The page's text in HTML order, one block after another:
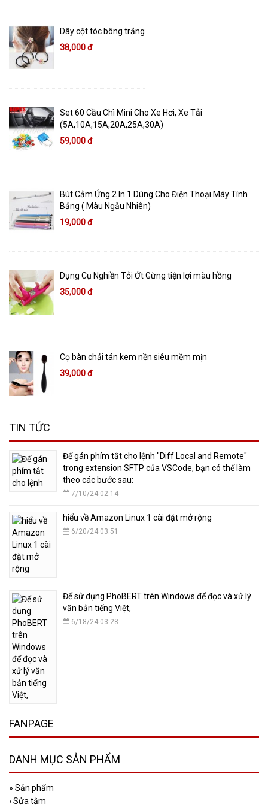
Dây cột tóc bông trắng
38,000 đ
Set 60 Cầu Chì Mini Cho Xe Hơi, Xe Tải
(5A,10A,15A,20A,25A,30A)
59,000 đ
Bút Cảm Ứng 2 In 1 Dùng Cho Điện Thoại Máy Tính
Bảng ( Màu Ngẫu Nhiên)
19,000 đ
Dụng Cụ Nghiền Tỏi Ớt Gừng tiện lợi màu hồng
35,000 đ
Cọ bàn chải tán kem nền siêu mềm mịn
39,000 đ
TIN TỨC
​Để gán phím tắt cho lệnh "Diff Local and Remote"
trong extension SFTP của VSCode, bạn có thể làm
theo các bước sau:
7/10/24 02:14
hiểu về Amazon Linux 1 cài đặt mở rộng
6/20/24 03:51
​Để sử dụng PhoBERT trên Windows để đọc và xử lý
văn bản tiếng Việt,
6/18/24 03:28
FANPAGE
DANH MỤC SẢN PHẨM
» Sản phẩm
›Sửa tắm